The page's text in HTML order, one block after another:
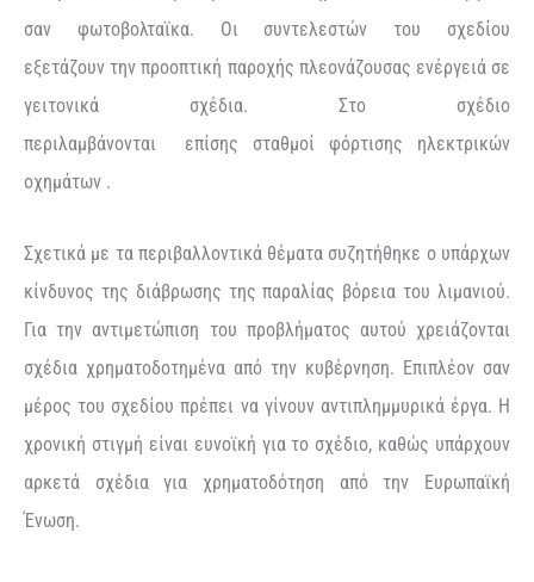
σαν φωτοβολταϊκα. Οι συντελεστών του σχεδίου
εξετάζουν την προοπτική παροχής πλεονάζουσας ενέργειά σε
γειτονικά σχέδια. Στο σχέδιο
περιλαμβάνονται επίσης σταθμοί φόρτισης ηλεκτρικών
οχημάτων .
Σχετικά με τα περιβαλλοντικά θέματα συζητήθηκε ο υπάρχων
κίνδυνος της διάβρωσης της παραλίας βόρεια του λιμανιού.
Για την αντιμετώπιση του προβλήματος αυτού χρειάζονται
σχέδια χρηματοδοτημένα από την κυβέρνηση. Επιπλέον σαν
μέρος του σχεδίου πρέπει να γίνουν αντιπλημμυρικά έργα. Η
χρονική στιγμή είναι ευνοϊκή για το σχέδιο, καθώς υπάρχουν
αρκετά σχέδια για χρηματοδότηση από την Ευρωπαϊκή
Ένωση.